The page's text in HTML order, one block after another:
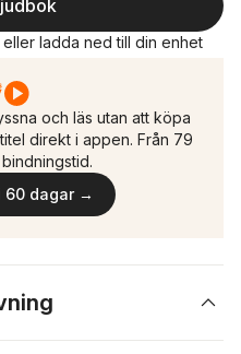
ladda ned till din enhet
och läs utan att köpa
direkt i appen. Från 79
60 dagar →